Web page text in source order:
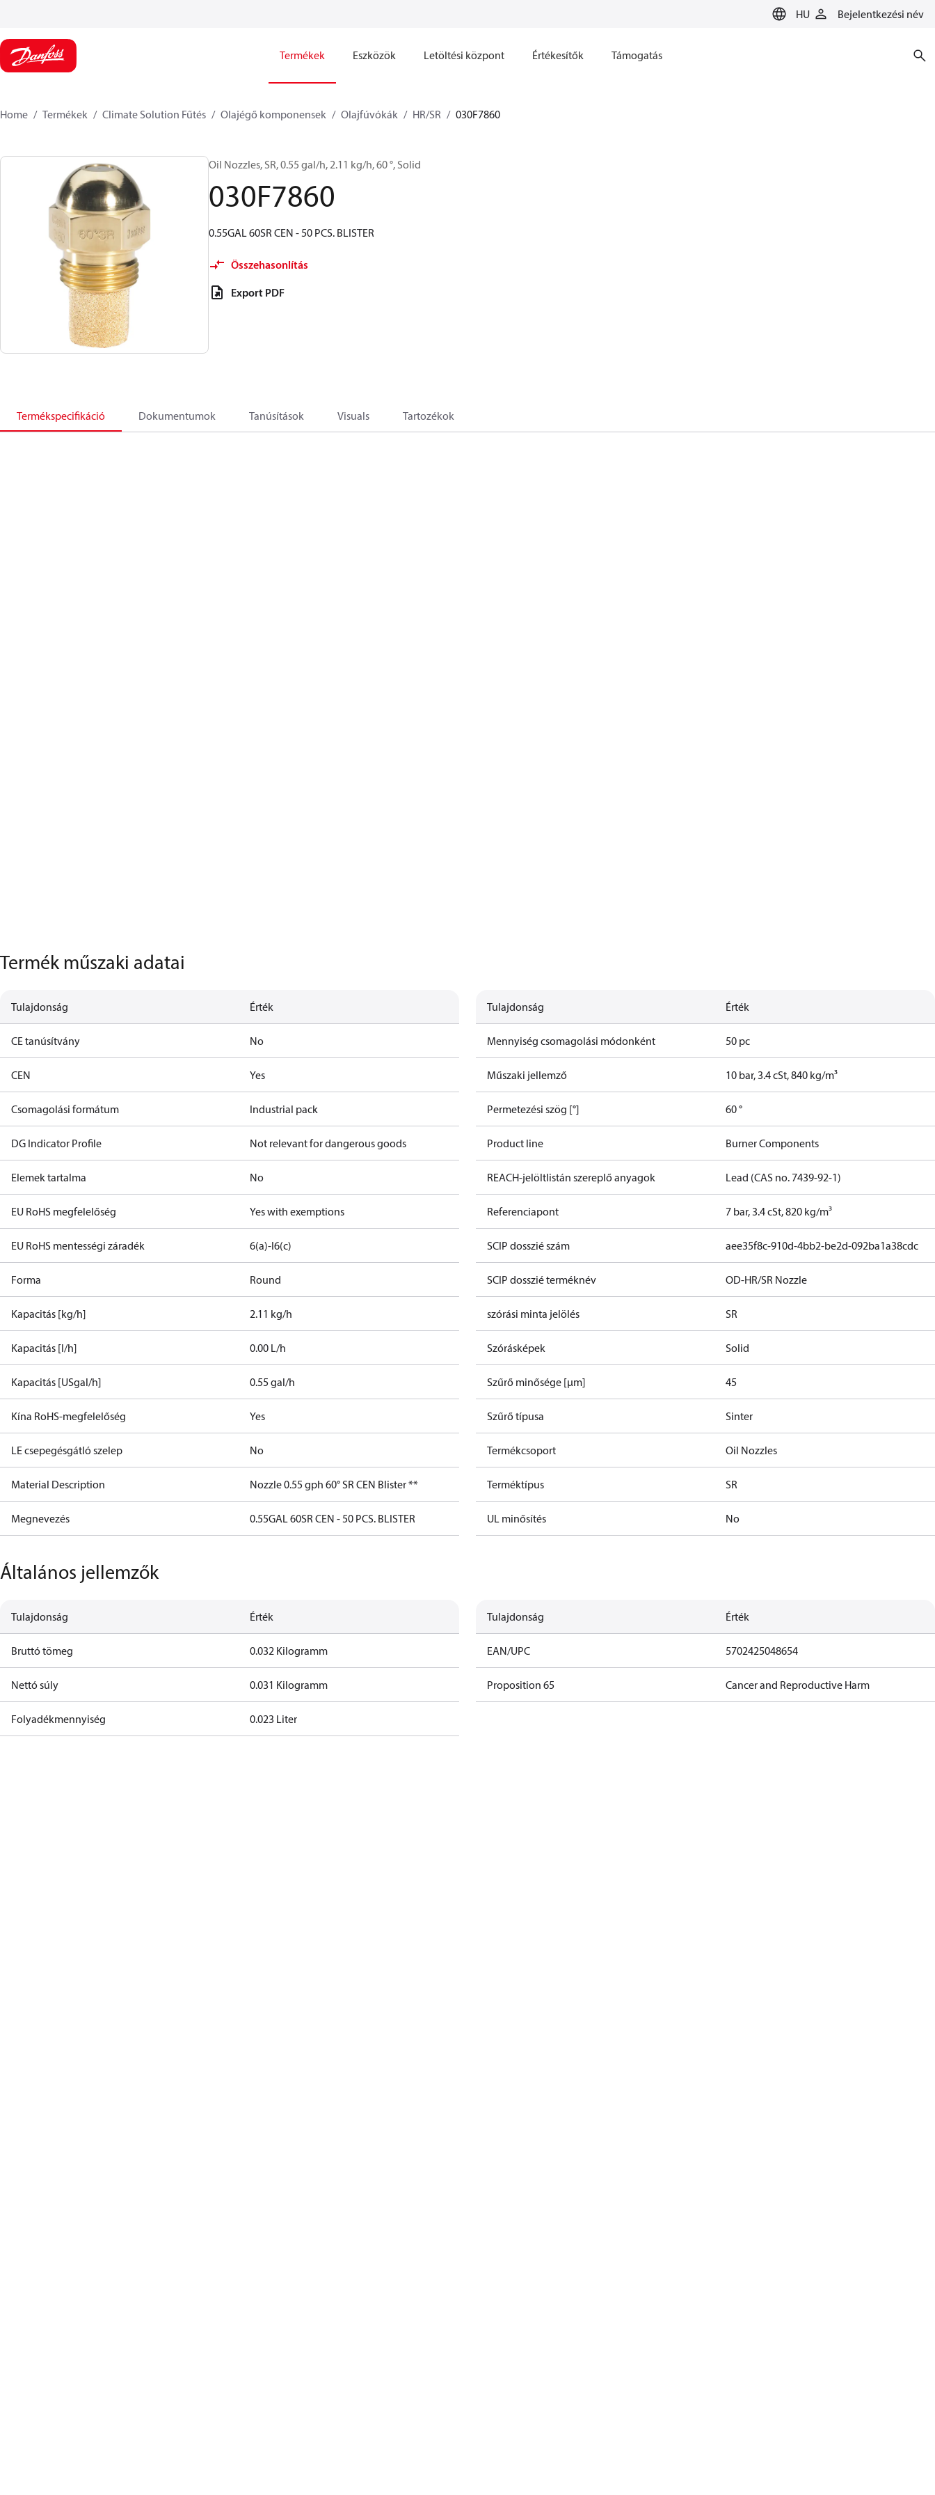
HU Bejelentkezési név
Termékek Eszközök Letöltési központ Értékesítők Támogatás
Home Termékek Climate Solution Fűtés Olajégő komponensek Olajfúvókák HR/SR 030F7860
Oil Nozzles, SR, 0.55 gal/h, 2.11 kg/h, 60 °, Solid
030F7860
0.55GAL 60SR CEN - 50 PCS. BLISTER
Összehasonlítás
Export PDF
Termékspecifikáció Dokumentumok Tanúsítások Visuals Tartozékok
Termék műszaki adatai
Tulajdonság Érték
CE tanúsítvány No
CEN Yes
Csomagolási formátum Industrial pack
DG Indicator Profile Not relevant for dangerous goods
Elemek tartalma No
EU RoHS megfelelőség Yes with exemptions
EU RoHS mentességi záradék 6(a)-I6(c)
Forma Round
Kapacitás [kg/h] 2.11 kg/h
Kapacitás [l/h] 0.00 L/h
Kapacitás [USgal/h] 0.55 gal/h
Kína RoHS-megfelelőség Yes
LE csepegésgátló szelep No
Material Description Nozzle 0.55 gph 60° SR CEN Blister **
Megnevezés 0.55GAL 60SR CEN - 50 PCS. BLISTER
Tulajdonság Érték
Mennyiség csomagolási módonként 50 pc
Műszaki jellemző 10 bar, 3.4 cSt, 840 kg/m³
Permetezési szög [°] 60 °
Product line Burner Components
REACH-jelöltlistán szereplő anyagok Lead (CAS no. 7439-92-1)
Referenciapont 7 bar, 3.4 cSt, 820 kg/m³
SCIP dosszié szám aee35f8c-910d-4bb2-be2d-092ba1a38cdc
SCIP dosszié terméknév OD-HR/SR Nozzle
szórási minta jelölés SR
Szórásképek Solid
Szűrő minősége [µm] 45
Szűrő típusa Sinter
Termékcsoport Oil Nozzles
Terméktípus SR
UL minősítés No
Általános jellemzők
Tulajdonság Érték
Bruttó tömeg 0.032 Kilogramm
Nettó súly 0.031 Kilogramm
Folyadékmennyiség 0.023 Liter
Tulajdonság Érték
EAN/UPC 5702425048654
Proposition 65 Cancer and Reproductive Harm